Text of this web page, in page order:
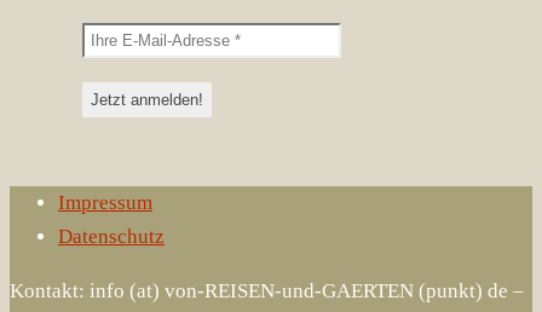
Impressum
Datenschutz
Kontakt: info (at) von-REISEN-und-GAERTEN (punkt) de –